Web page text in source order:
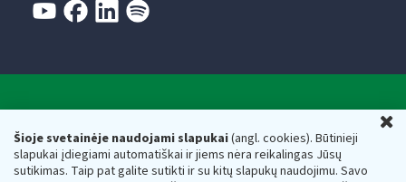
Šioje svetainėje naudojami slapukai(angl. cookies). Būtinieji
slapukai įdiegiami automatiškai ir jiems nėra reikalingas Jūsų
sutikimas. Taip pat galite sutikti ir su kitų slapukų naudojimu. Savo
Respublikos finansų ministerijos
Biudžetinė įstaiga. Juridinio asmens kodas — 188659752,